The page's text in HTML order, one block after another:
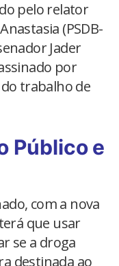
pelo relator
(PSDB-
Jader
por
trabalho de
Público e
com a nova
que usar
se a droga
destinada ao